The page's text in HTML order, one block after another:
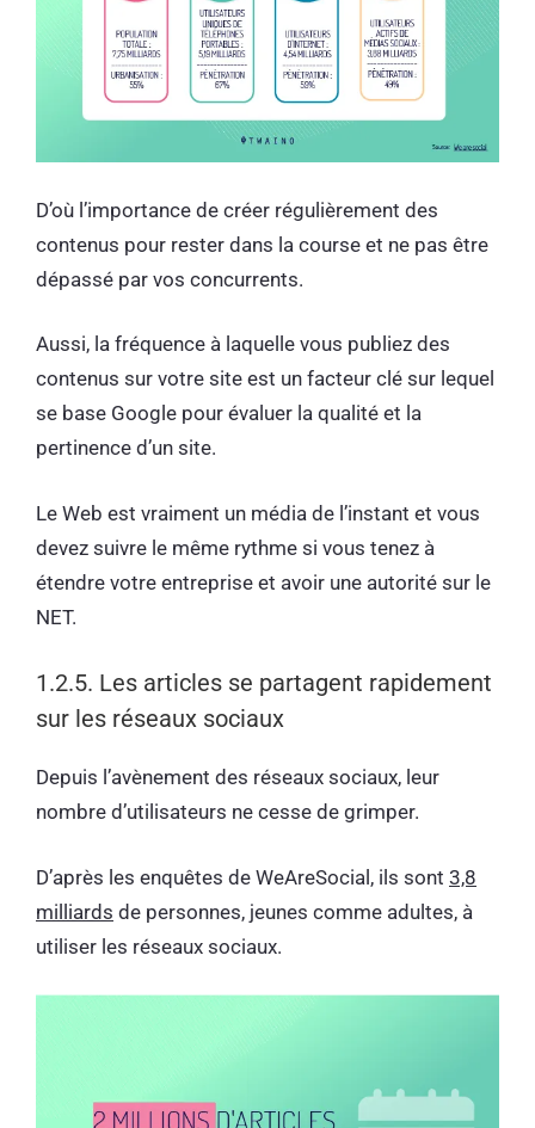
D’où l’importance de créer régulièrement des
contenus pour rester dans la course et ne pas être
dépassé par vos concurrents.
Aussi, la fréquence à laquelle vous publiez des
contenus sur votre site est un facteur clé sur lequel
se base Google pour évaluer la qualité et la
pertinence d’un site.
Le Web est vraiment un média de l’instant et vous
devez suivre le même rythme si vous tenez à
étendre votre entreprise et avoir une autorité sur le
NET.
1.2.5. Les articles se partagent rapidement
sur les réseaux sociaux
Depuis l’avènement des réseaux sociaux, leur
nombre d’utilisateurs ne cesse de grimper.
D’après les enquêtes de WeAreSocial, ils sont 3,8
milliards de personnes, jeunes comme adultes, à
utiliser les réseaux sociaux.